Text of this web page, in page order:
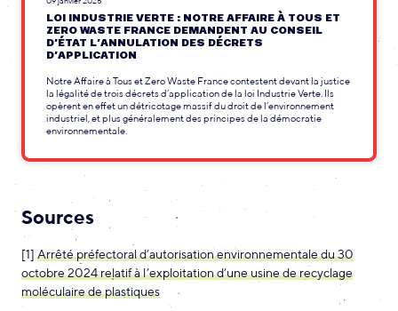
LOI INDUSTRIE VERTE : NOTRE AFFAIRE À TOUS ET
ZERO WASTE FRANCE DEMANDENT AU CONSEIL
D’ÉTAT L’ANNULATION DES DÉCRETS
D’APPLICATION
Notre Affaire à Tous et Zero Waste France contestent devant la justice
la légalité de trois décrets d’application de la loi Industrie Verte. Ils
opèrent en effet un détricotage massif du droit de l’environnement
industriel, et plus généralement des principes de la démocratie
environnementale.
Sources
[1] Arrêté préfectoral d’autorisation environnementale du 30
octobre 2024 relatif à l’exploitation d’une usine de recyclage
moléculaire de plastiques